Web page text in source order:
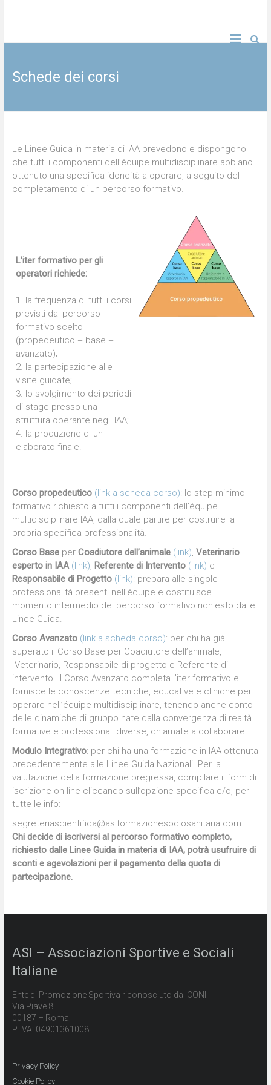
Schede dei corsi
Le Linee Guida in materia di IAA prevedono e dispongono
che tutti i componenti dell’équipe multidisciplinare abbiano
ottenuto una specifica idoneità a operare, a seguito del
completamento di un percorso formativo.
L’iter formativo per gli
operatori richiede:
1. la frequenza di tutti i corsi
previsti dal percorso
formativo scelto
(propedeutico + base +
avanzato);
2. la partecipazione alle
visite guidate;
3. lo svolgimento dei periodi
di stage presso una
struttura operante negli IAA;
4. la produzione di un
elaborato finale.
Corso propedeutico (link a scheda corso): lo step minimo
formativo richiesto a tutti i componenti dell’équipe
multidisciplinare IAA, dalla quale partire per costruire la
propria specifica professionalità.
Corso Baseper Coadiutore dell’animale (link), Veterinario
esperto in IAA (link), Referente di Intervento (link) e
Responsabile di Progetto (link): prepara alle singole
professionalità presenti nell’équipe e costituisce il
momento intermedio del percorso formativo richiesto dalle
Linee Guida.
Corso Avanzato (link a scheda corso): per chi ha già
superato il Corso Base per Coadiutore dell’animale,
Veterinario, Responsabile di progetto e Referente di
intervento. Il Corso Avanzato completa l’iter formativo e
fornisce le conoscenze tecniche, educative e cliniche per
operare nell’équipe multidisciplinare, tenendo anche conto
delle dinamiche di gruppo nate dalla convergenza di realtà
formative e professionali diverse, chiamate a collaborare.
Modulo Integrativo: per chi ha una formazione in IAA ottenuta
precedentemente alle Linee Guida Nazionali. Per la
valutazione della formazione pregressa, compilare il form di
iscrizione on line cliccando sull’opzione specifica e/o, per
tutte le info:
segreteriascientifica@asiformazionesociosanitaria.com
Chi decide di iscriversi al percorso formativo completo,
richiesto dalle Linee Guida in materia di IAA, potrà usufruire di
sconti e agevolazioni per il pagamento della quota di
partecipazione.
ASI – Associazioni Sportive e Sociali
Italiane
Ente di Promozione Sportiva riconosciuto dal CONI
Via Piave 8
00187 – Roma
P. IVA: 04901361008
Privacy Policy
Cookie Policy